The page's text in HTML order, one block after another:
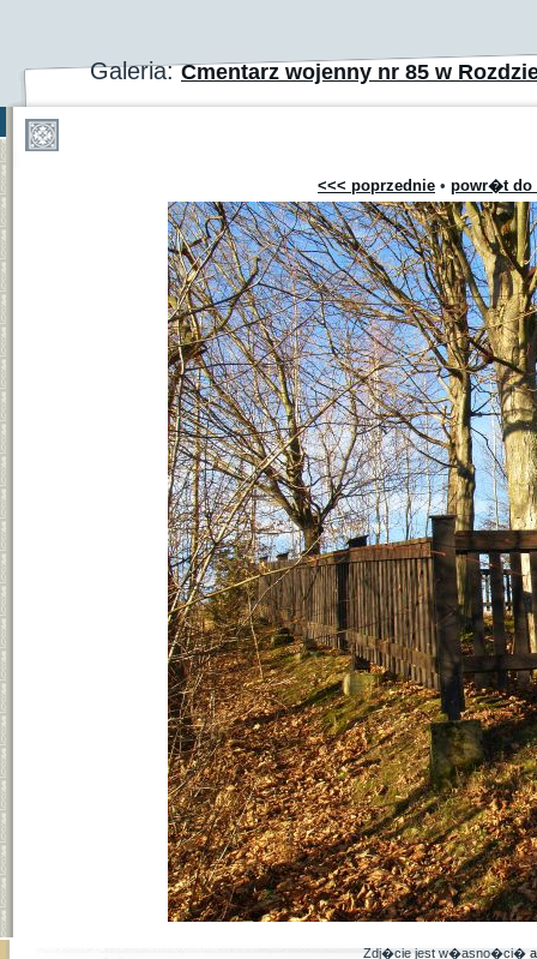
Galeria:Cmentarz wojenny nr 85 w
<<< poprzednie • powr�t do
Zdj�cie jest w�asno�ci�